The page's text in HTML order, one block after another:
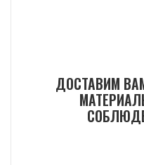
+7 (903) 969 49 15